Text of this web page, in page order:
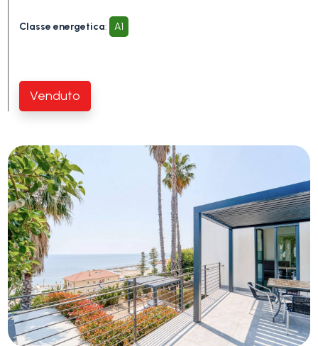
Classe energetica: A1
Venduto
Balcone/Terrazzo
Ascensore
Piscina
Vista mare